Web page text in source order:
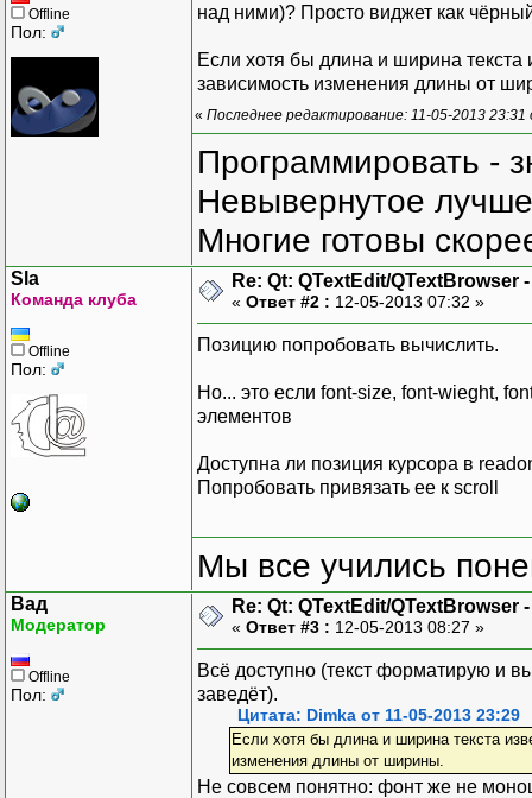
Offline
Пол:
над ними)? Просто виджет как
Если хотя бы длина и ширина
зависимость изменения длины от
« Последнее редактирование: 11-05-2013 23:31
Программировать -
Невывернутое
Многие готовы
Sla
Команда клуба
Offline
Пол:
Re: Qt: QTextEdit/QTextBrowser
« Ответ #2 : 12-05-2013 07:32 »
Позицию попробовать вычислить.
Но... это если font-size, font-wieght,
элементов
Доступна ли позиция курсора в
Попробовать привязать ее к scroll
Мы все учились
Вад
Модератор
Offline
Пол:
Re: Qt: QTextEdit/QTextBrowser
« Ответ #3 : 12-05-2013 08:27 »
Всё доступно (текст форматирую и
заведёт).
Цитата: Dimka от 11-05-2013 23:29
Если хотя бы длина и ширина текста
изменения длины от ширины.
Не совсем понятно: фонт же не